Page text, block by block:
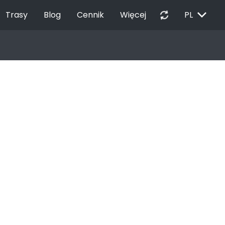
Trasy Blog Cennik Więcej autorenew PL EXPAND_MORE